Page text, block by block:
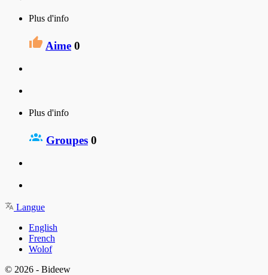
Plus d'info
Aime 0
Plus d'info
Groupes 0
Langue
English
French
Wolof
© 2026 - Bideew